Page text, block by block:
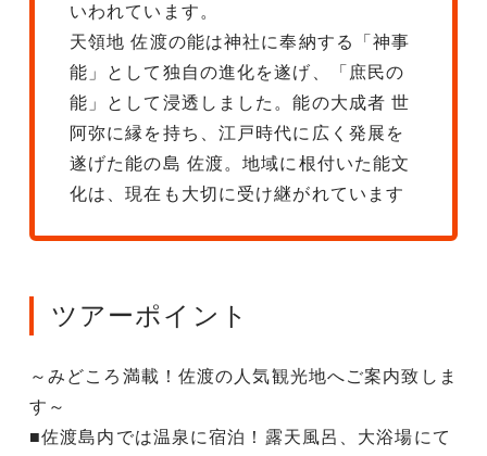
いわれています。
天領地 佐渡の能は神社に奉納する「神事
能」として独自の進化を遂げ、「庶民の
能」として浸透しました。能の大成者 世
阿弥に縁を持ち、江戸時代に広く発展を
遂げた能の島 佐渡。地域に根付いた能文
化は、現在も大切に受け継がれています
ツアーポイント
～みどころ満載！佐渡の人気観光地へご案内致しま
す～
■佐渡島内では温泉に宿泊！露天風呂、大浴場にて